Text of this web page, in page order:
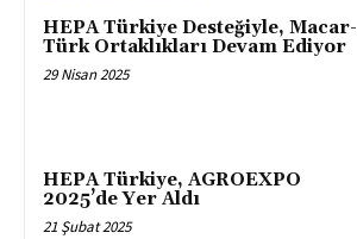
HEPA Türkiye Desteğiyle, Macar-
Türk Ortaklıkları Devam Ediyor
29 Nisan 2025
HEPA Türkiye, AGROEXPO
2025’de Yer Aldı
21 Şubat 2025